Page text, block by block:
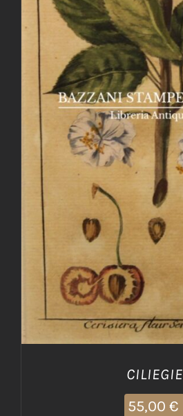
AGGIUNGI AL CARRELLO
CILIEGIE
55,00 €